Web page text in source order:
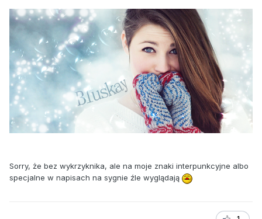
Sorry, że bez wykrzyknika, ale na moje znaki interpunkcyjne albo
specjalne w napisach na sygnie źle wyglądają